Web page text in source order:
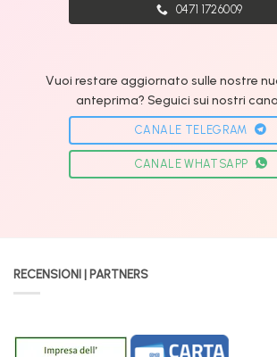
0471 1726009
Vuoi restare aggiornato sulle nostre
anteprima? Seguici sui nostri
CANALE TELEGRAM
CANALE WHATSAPP
RECENSIONI | PARTNERS